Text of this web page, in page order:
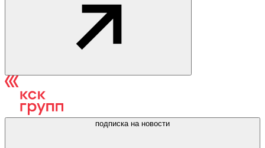
подписка на новости